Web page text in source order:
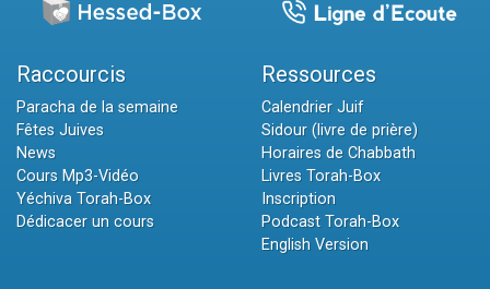
Raccourcis
Paracha de la semaine
Fêtes Juives
News
Cours Mp3-Vidéo
Yéchiva Torah-Box
Dédicacer un cours
Ressources
Calendrier Juif
Sidour (livre de prière)
Horaires de Chabbath
Livres Torah-Box
Inscription
Podcast Torah-Box
English Version